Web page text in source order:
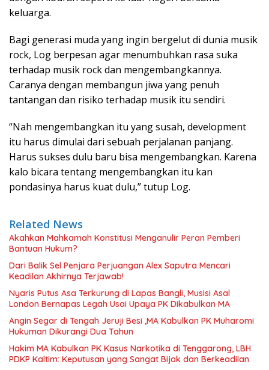
keluarga.
Bagi generasi muda yang ingin bergelut di dunia musik
rock, Log berpesan agar menumbuhkan rasa suka
terhadap musik rock dan mengembangkannya.
Caranya dengan membangun jiwa yang penuh
tantangan dan risiko terhadap musik itu sendiri.
“Nah mengembangkan itu yang susah, development
itu harus dimulai dari sebuah perjalanan panjang.
Harus sukses dulu baru bisa mengembangkan. Karena
kalo bicara tentang mengembangkan itu kan
pondasinya harus kuat dulu,” tutup Log.
Related News
Akahkan Mahkamah Konstitusi Menganulir Peran Pemberi
Bantuan Hukum?
Dari Balik Sel Penjara Perjuangan Alex Saputra Mencari
Keadilan Akhirnya Terjawab!
Nyaris Putus Asa Terkurung di Lapas Bangli, Musisi Asal
London Bernapas Legah Usai Upaya PK Dikabulkan MA
Angin Segar di Tengah Jeruji Besi ,MA Kabulkan PK Muharomi
Hukuman Dikurangi Dua Tahun
Hakim MA Kabulkan PK Kasus Narkotika di Tenggarong, LBH
PDKP Kaltim: Keputusan yang Sangat Bijak dan Berkeadilan